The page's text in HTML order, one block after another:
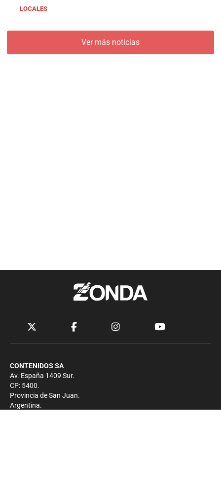
LOCALES
Ver más noticias
CONTENIDOS SA
Av. España 1409 Sur.
CP: 5400.
Provincia de San Juan.
Argentina.